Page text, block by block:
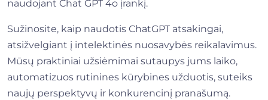
naudojant Chat GPT 4o įrankį.
Sužinosite, kaip naudotis ChatGPT atsakingai,
atsižvelgiant į intelektinės nuosavybės reikalavimus.
Mūsų praktiniai užsiėmimai sutaupys jums laiko,
automatizuos rutinines kūrybines užduotis, suteiks
naujų perspektyvų ir konkurencinį pranašumą.